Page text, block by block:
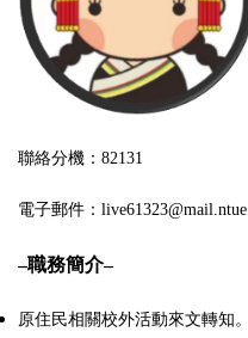
聯絡分機：82131
電子郵件：
–職務簡介–
原住民相關校外活動來文轉知。